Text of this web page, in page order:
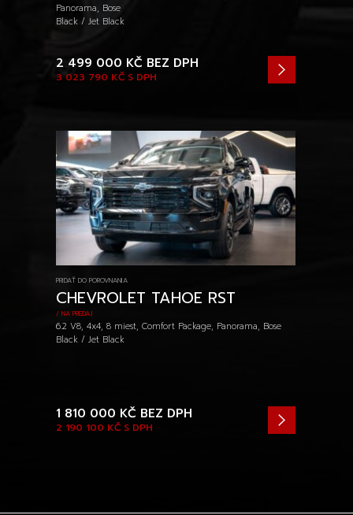
Panorama, Bose
Black / Jet Black
3 023 790 KČ S DPH
2 499 000 KČ BEZ DPH
PRIDAŤ DO POROVNANIA
CHEVROLET TAHOE RST
/ NA PREDAJ
6.2 V8, 4x4, 8 miest, Comfort Package, Panorama, Bose
Black / Jet Black
2 190 100 KČ S DPH
1 810 000 KČ BEZ DPH